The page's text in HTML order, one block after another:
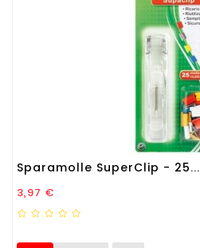
Sparamolle SuperClip - 25...
Prezzo
3,97 €